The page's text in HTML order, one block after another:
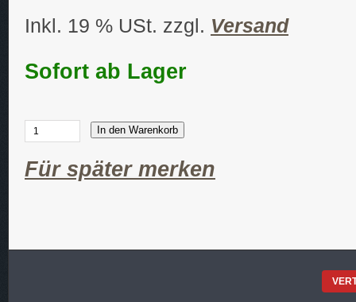
Inkl. 19 % USt. zzgl. Versand
Sofort ab Lager
In den Warenkorb
Für später merken